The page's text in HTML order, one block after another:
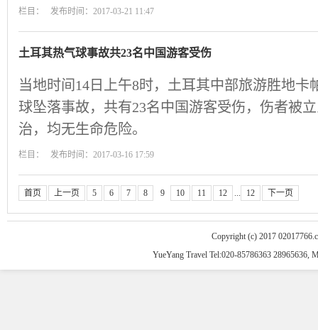
栏目： 发布时间：2017-03-21 11:47
土耳其热气球事故共23名中国游客受伤
当地时间14日上午8时，土耳其中部旅游胜地卡
球坠落事故，共有23名中国游客受伤，伤者被
治，均无生命危险。
栏目： 发布时间：2017-03-16 17:59
首页 上一页 5 6 7 8 9 10 11 12 ... 12 下一页
Copyright (c) 2017
YueYang Travel Tel:020-85786363 28965636,